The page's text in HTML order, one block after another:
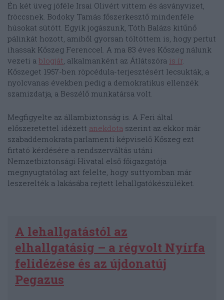
Én két üveg jóféle Irsai Olivért vittem és ásványvizet,
fröccsnek. Bodoky Tamás főszerkesztő mindenféle
húsokat sütött. Egyik jogászunk, Tóth Balázs kitűnő
pálinkát hozott, amiből gyorsan töltöttem is, hogy pertut
ihassak Kőszeg Ferenccel. A ma 83 éves Kőszeg nálunk
vezeti a blogját, alkalmanként az Átlátszóra is ír.
Kőszeget 1957-ben röpcédula-terjesztésért lecsukták, a
nyolcvanas években pedig a demokratikus ellenzék
szamizdatja, a Beszélő munkatársa volt.
Megfigyelte az állambiztonság is. A Feri által
előszeretettel idézett anekdota szerint az ekkor már
szabaddemokrata parlamenti képviselő Kőszeg ezt
firtató kérdésére a rendszerváltás utáni
Nemzetbiztonsági Hivatal első főigazgatója
megnyugtatólag azt felelte, hogy suttyomban már
leszerelték a lakásába rejtett lehallgatókészüléket.
A lehallgatástól az
elhallgatásig – a régvolt Nyírfa
felidézése és az újdonatúj
Pegazus